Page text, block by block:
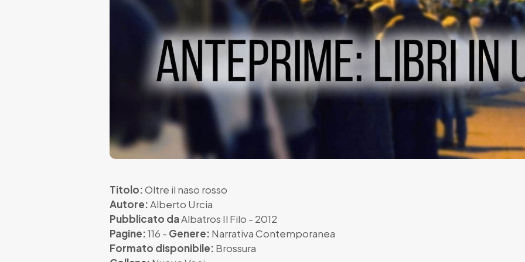
Titolo:Oltre il naso rosso
Autore:Alberto Urcia
Pubblicato daAlbatros Il Filo - 2012
Pagine:116 - Genere: Narrativa Contemporanea
Formato disponibile: Brossura